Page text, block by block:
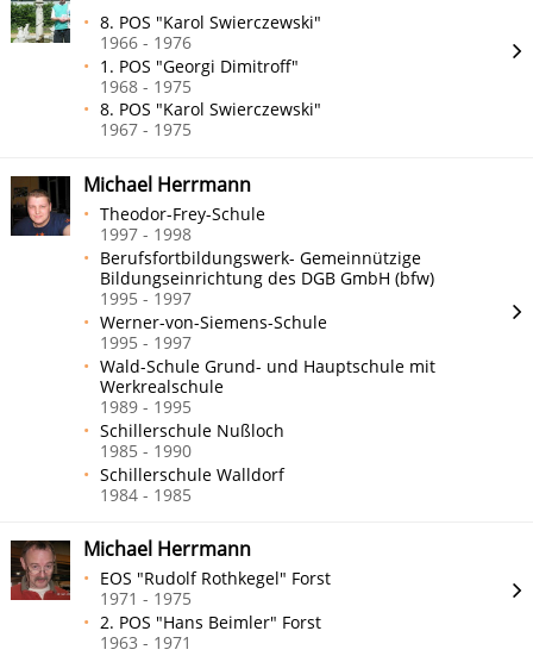
8. POS "Karol Swierczewski"
1966 - 1976
1. POS "Georgi Dimitroff"
1968 - 1975
8. POS "Karol Swierczewski"
1967 - 1975
Michael Herrmann
Theodor-Frey-Schule
1997 - 1998
Berufsfortbildungswerk- Gemeinnützige
Bildungseinrichtung des DGB GmbH (bfw)
1995 - 1997
Werner-von-Siemens-Schule
1995 - 1997
Wald-Schule Grund- und Hauptschule mit
Werkrealschule
1989 - 1995
Schillerschule Nußloch
1985 - 1990
Schillerschule Walldorf
1984 - 1985
Michael Herrmann
EOS "Rudolf Rothkegel" Forst
1971 - 1975
2. POS "Hans Beimler" Forst
1963 - 1971